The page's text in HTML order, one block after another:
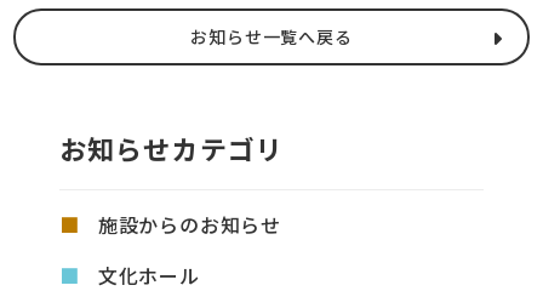
お知らせ一覧へ戻る
お知らせカテゴリ
施設からのお知らせ
文化ホール